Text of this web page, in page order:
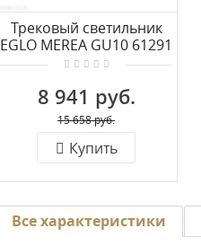
Трековый светильник
EGLO MEREA GU10 61291
8 941 руб.
15 658 руб.
Купить
Все характеристики